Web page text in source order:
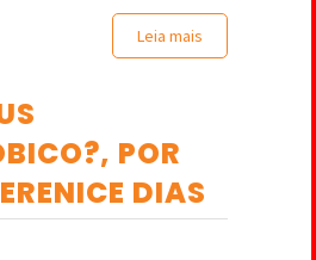
Leia mais
POR
DIAS